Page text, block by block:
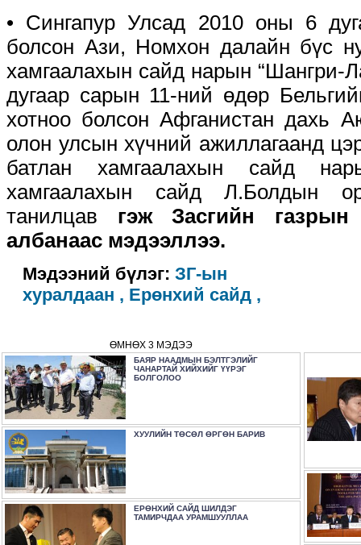
• Сингапур Улсад 2010 оны 6
болсон Ази, Номхон далайн бүс
хамгаалахын сайд нарын “Шангри-
дугаар сарын 11-ний өдөр
хотноо болсон Афганистан дахь
олон улсын хүчний ажиллагаанд
батлан хамгаалахын сайд
хамгаалахын сайд Л.Болдын
танилцав гэж Засгийн
албанаас мэдээллээ.
Мэдээний бүлэг: ЗГ-ын
хуралдаан , Ерөнхий сайд ,
ӨМНӨХ 3 МЭДЭЭ
БАЯР НААДМЫН БЭЛТГЭЛИЙГ
ЧАНАРТАЙ ХИЙХИЙГ ҮҮРЭГ
БОЛГОЛОО
ХУУЛИЙН ТӨСӨЛ ӨРГӨН БАРИВ
ЕРӨНХИЙ САЙД ШИЛДЭГ
ТАМИРЧДАА УРАМШУУЛЛАА